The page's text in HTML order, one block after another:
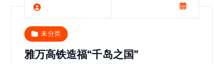
未分类
雅万高铁造福“千岛之国”